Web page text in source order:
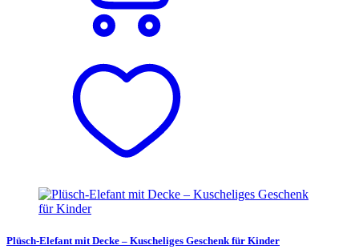
Plüsch-Elefant mit Decke – Kuscheliges Geschenk für Kinder